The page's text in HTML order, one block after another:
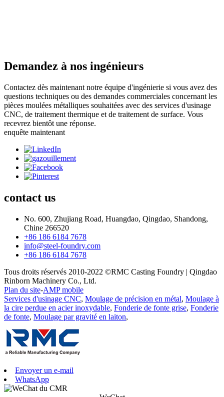
Demandez à nos ingénieurs
Contactez dès maintenant notre équipe d'ingénierie si vous avez des
questions techniques ou des demandes commerciales concernant les
pièces moulées métalliques souhaitées avec des services d'usinage
CNC, de traitement thermique et de traitement de surface. Vous
recevrez bientôt une réponse.
enquête maintenant
contact us
No. 600, Zhujiang Road, Huangdao, Qingdao, Shandong,
Chine 266520
+86 186 6184 7678
info@steel-foundry.com
+86 186 6184 7678
Tous droits réservés 2010-2022 ©RMC Casting Foundry | Qingdao
Rinborn Machinery Co., Ltd.
Plan du site-AMP mobile
Services d'usinage CNC, Moulage de précision en métal, Moulage à
la cire perdue en acier inoxydable, Fonderie de fonte grise, Fonderie
de fonte, Moulage par gravité en laiton,
Envoyer un e-mail
WhatsApp